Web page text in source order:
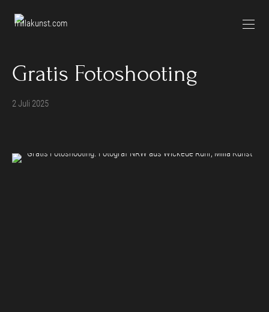
Gratis Fotoshooting
2 Juli 2025